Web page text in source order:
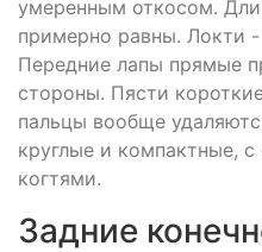
умеренным откосом.
примерно равны. Локти -
Передние лапы прямые
стороны. Пясти
пальцы вообще
круглые и компактные,
когтями.
Задние